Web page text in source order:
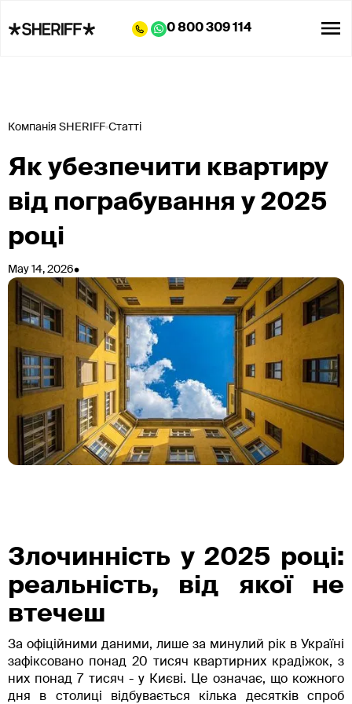
0 800 309 114
Компанія SHERIFF Статті
Як убезпечити квартиру
від пограбування у 2025
році
May 14, 2026•
Злочинність у 2025 році:
реальність, від якої не
втечеш
За офіційними даними, лише за минулий рік в Україні
зафіксовано понад 20 тисяч квартирних крадіжок, з
них понад 7 тисяч - у Києві. Це означає, що кожного
дня в столиці відбувається кілька десятків спроб